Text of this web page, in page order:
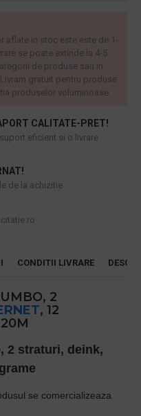
CALITATE-PRET!
eficient si o livrare
de la achizitie
aflate in stoc este este de 1-
se poate extinde la 4-5
de produse sau in
gratuit pentru produse
produselor voluminoase.
CONDITII LIVRARE
2
, 12
2 straturi, deink,
se comercializeaza